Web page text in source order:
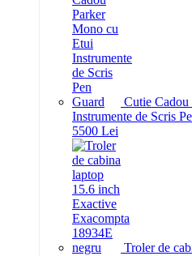
Cutie
Instrumente de Scris
5500 Lei
Troler de